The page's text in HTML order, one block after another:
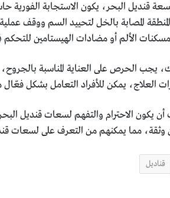
قنديل البحر، يكون الاستجابة الفورية
المصابة بالخل لتحييد السم ووقف
الألم أو مضادات الهيستامين
يجب الحرص على العناية المناسبة
العلاج، يمكن للأفراد التعامل بشكل
يكون الاحترام والتفهم لسعات قنديل
وثقة، مما يمكنهم من التعرف على لسعات
قناديل